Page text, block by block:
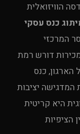
הוויזואלית
כנס עסקי
המרכזי
דורש רמת
הארגון, כנס
יציבות
היא קריטית
הציפיות